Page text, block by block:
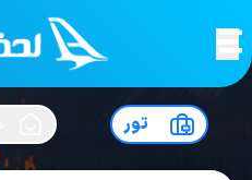
لحظه آخر
تور